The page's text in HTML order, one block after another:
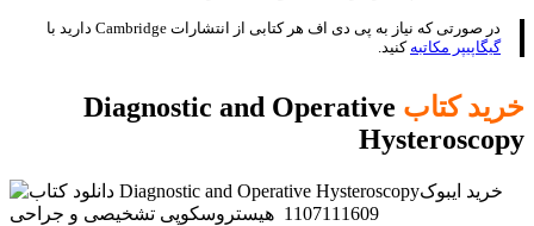
در صورتی که نیاز به پی دی اف هر کتابی از انتشارات Cambridge دارید با
گیگاپیپر مکاتبه کنید.
خرید کتاب Diagnostic and Operative
Hysteroscopy